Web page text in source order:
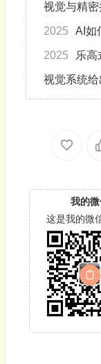
视觉与精密
2025 AI如
2025 乐高
视觉系统给
我的
这是我的微